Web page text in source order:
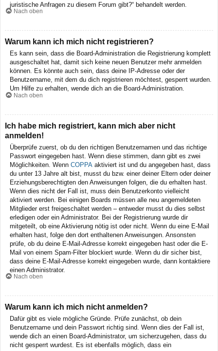
juristische Anfragen zu diesem Forum gibt?“ behandelt werden.
Nach oben
Warum kann ich mich nicht registrieren?
Es kann sein, dass die Board-Administration die Registrierung komplett
ausgeschaltet hat, damit sich keine neuen Benutzer mehr anmelden
können. Es könnte auch sein, dass deine IP-Adresse oder der
Benutzername, mit dem du dich registrieren möchtest, gesperrt wurden.
Um Hilfe zu erhalten, wende dich an die Board-Administration.
Nach oben
Ich habe mich registriert, kann mich aber nicht
anmelden!
Überprüfe zuerst, ob du den richtigen Benutzernamen und das richtige
Passwort eingegeben hast. Wenn diese stimmen, dann gibt es zwei
Möglichkeiten. Wenn COPPA aktiviert ist und du angegeben hast, dass
du unter 13 Jahre alt bist, musst du bzw. einer deiner Eltern oder deiner
Erziehungsberechtigten den Anweisungen folgen, die du erhalten hast.
Wenn dies nicht der Fall ist, muss dein Benutzerkonto vielleicht
aktiviert werden. Bei einigen Boards müssen alle neu angemeldeten
Mitglieder erst freigeschaltet werden – entweder musst du dies selbst
erledigen oder ein Administrator. Bei der Registrierung wurde dir
mitgeteilt, ob eine Aktivierung nötig ist oder nicht. Wenn du eine E-Mail
erhalten hast, folge den dort enthaltenen Anweisungen. Ansonsten
prüfe, ob du deine E-Mail-Adresse korrekt eingegeben hast oder die E-
Mail von einem Spam-Filter blockiert wurde. Wenn du dir sicher bist,
dass deine E-Mail-Adresse korrekt eingegeben wurde, dann kontaktiere
einen Administrator.
Nach oben
Warum kann ich mich nicht anmelden?
Dafür gibt es viele mögliche Gründe. Prüfe zunächst, ob dein
Benutzername und dein Passwort richtig sind. Wenn dies der Fall ist,
wende dich an einen Board-Administrator, um sicherzugehen, dass du
nicht gesperrt wurdest. Es ist ebenfalls möglich, dass ein